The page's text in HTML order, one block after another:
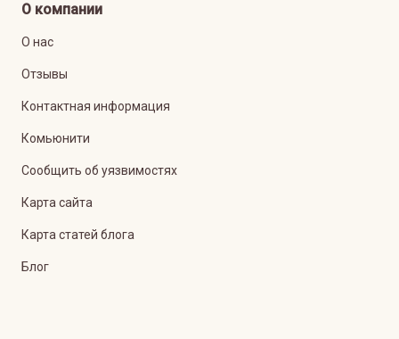
О компании
О нас
Отзывы
Контактная информация
Комьюнити
Сообщить об уязвимостях
Карта сайта
Карта статей блога
Блог